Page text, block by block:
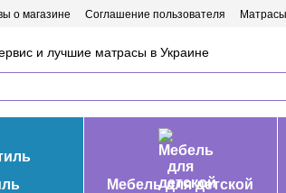
о магазине Соглашение пользователя
и лучшие матрасы в Украине
Мебель для детской